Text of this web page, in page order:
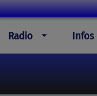
Radio Infos